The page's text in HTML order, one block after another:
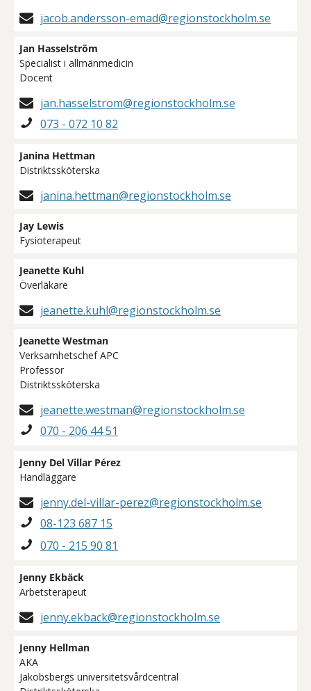
jacob.andersson-emad@regionstockholm.se
Jan Hasselström
Specialist i allmänmedicin
Docent
jan.hasselstrom@regionstockholm.se
073 - 072 10 82
Janina Hettman
Distriktssköterska
janina.hettman@regionstockholm.se
Jay Lewis
Fysioterapeut
Jeanette Kuhl
Överläkare
jeanette.kuhl@regionstockholm.se
Jeanette Westman
Verksamhetschef APC
Professor
Distriktssköterska
jeanette.westman@regionstockholm.se
070 - 206 44 51
Jenny Del Villar Pérez
Handläggare
jenny.del-villar-perez@regionstockholm.se
08-123 687 15
070 - 215 90 81
Jenny Ekbäck
Arbetsterapeut
jenny.ekback@regionstockholm.se
Jenny Hellman
AKA
Jakobsbergs universitetsvårdcentral